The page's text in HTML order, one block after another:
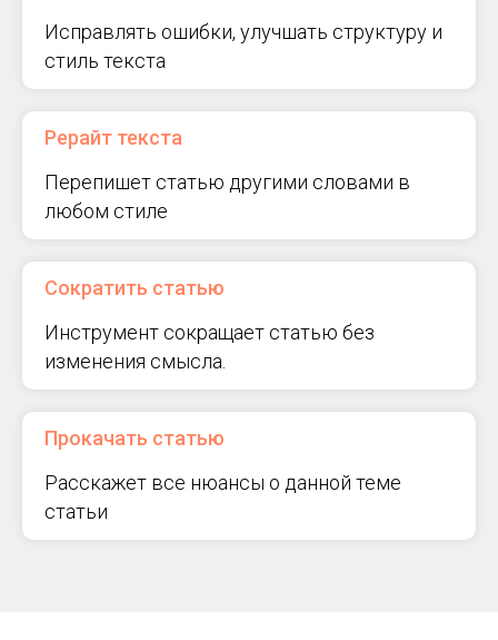
Исправлять ошибки, улучшать структуру и
стиль текста
Рерайт текста
Перепишет статью другими словами в
любом стиле
Сократить статью
Инструмент сокращает статью без
изменения смысла.
Прокачать статью
Расскажет все нюансы о данной теме
статьи